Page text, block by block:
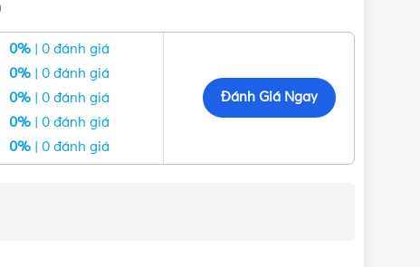
0% | 0 đánh giá
0% | 0 đánh giá
0% | 0 đánh giá
0% | 0 đánh giá
0% | 0 đánh giá
Đánh Giá Ngay